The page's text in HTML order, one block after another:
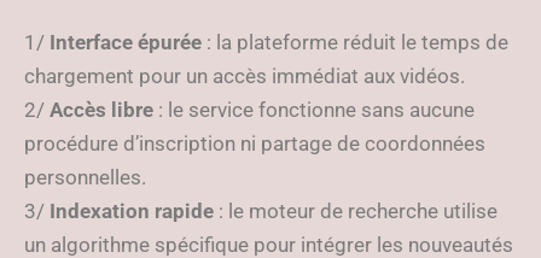
1/ Interface épurée : la plateforme réduit le temps de
chargement pour un accès immédiat aux vidéos.
2/ Accès libre : le service fonctionne sans aucune
procédure d’inscription ni partage de coordonnées
personnelles.
3/ Indexation rapide : le moteur de recherche utilise
un algorithme spécifique pour intégrer les nouveautés